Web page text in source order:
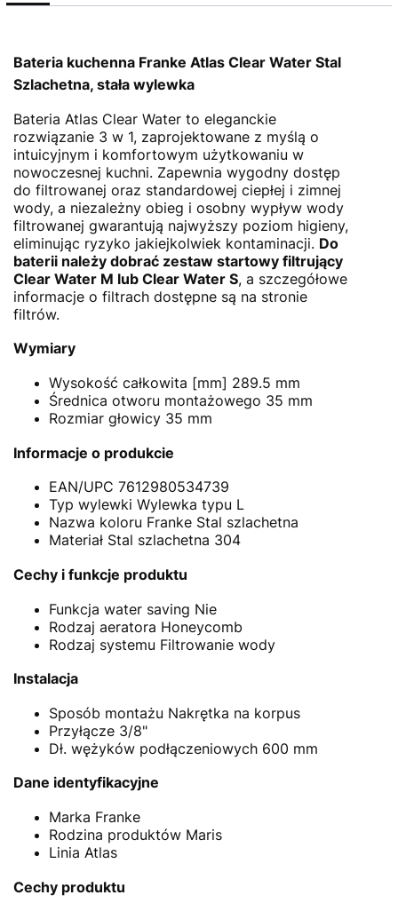
Bateria kuchenna Franke Atlas Clear Water Stal
Szlachetna, stała wylewka
Bateria Atlas Clear Water to eleganckie
rozwiązanie 3 w 1, zaprojektowane z myślą o
intuicyjnym i komfortowym użytkowaniu w
nowoczesnej kuchni. Zapewnia wygodny dostęp
do filtrowanej oraz standardowej ciepłej i zimnej
wody, a niezależny obieg i osobny wypływ wody
filtrowanej gwarantują najwyższy poziom higieny,
eliminując ryzyko jakiejkolwiek kontaminacji. Do
baterii należy dobrać zestaw startowy filtrujący
Clear Water M lub Clear Water S, a szczegółowe
informacje o filtrach dostępne są na stronie
filtrów.
Wymiary
Wysokość całkowita [mm] 289.5 mm
Średnica otworu montażowego 35 mm
Rozmiar głowicy 35 mm
Informacje o produkcie
EAN/UPC 7612980534739
Typ wylewki Wylewka typu L
Nazwa koloru Franke Stal szlachetna
Materiał Stal szlachetna 304
Cechy i funkcje produktu
Funkcja water saving Nie
Rodzaj aeratora Honeycomb
Rodzaj systemu Filtrowanie wody
Instalacja
Sposób montażu Nakrętka na korpus
Przyłącze 3/8"
Dł. wężyków podłączeniowych 600 mm
Dane identyfikacyjne
Marka Franke
Rodzina produktów Maris
Linia Atlas
Cechy produktu